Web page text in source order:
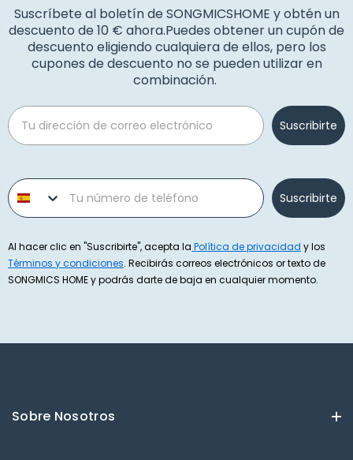
Suscríbete al boletín de SONGMICSHOME y obtén un
descuento de 10 € ahora.Puedes obtener un cupón de
descuento eligiendo cualquiera de ellos, pero los
cupones de descuento no se pueden utilizar en
combinación.
Email
Suscribirte
Phone number
Suscribirte
Al hacer clic en "Suscribirte", acepta la Política de privacidad y los
Términos y condiciones. Recibirás correos electrónicos or texto de
SONGMICS HOME y podrás darte de baja en cualquier momento.
Sobre Nosotros